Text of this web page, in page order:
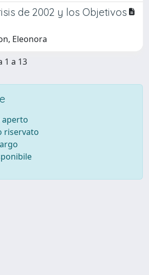
de 2002 y los Objetivos
Eleonora
1 a 13
aperto
riservato